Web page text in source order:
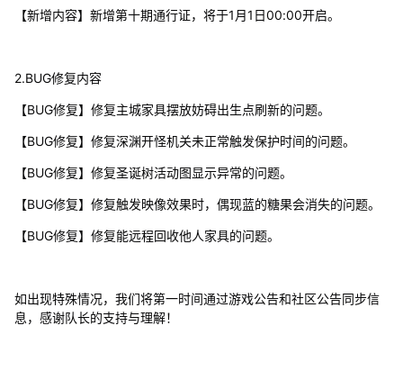
【新增内容】新增第十期通行证，将于1月1日00:00开启。
2.BUG修复内容
【BUG修复】修复主城家具摆放妨碍出生点刷新的问题。
【BUG修复】修复深渊开怪机关未正常触发保护时间的问题。
【BUG修复】修复圣诞树活动图显示异常的问题。
【BUG修复】修复触发映像效果时，偶现蓝的糖果会消失的问题。
【BUG修复】修复能远程回收他人家具的问题。
如出现特殊情况，我们将第一时间通过游戏公告和社区公告同步信
息，感谢队长的支持与理解！